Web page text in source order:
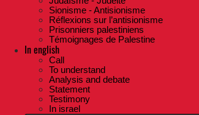
Sionisme - Antisionisme
Réflexions sur l’antisionisme
Prisonniers palestiniens
Témoignages de Palestine
In english
Call
To understand
Analysis and debate
Statement
Testimony
In israel